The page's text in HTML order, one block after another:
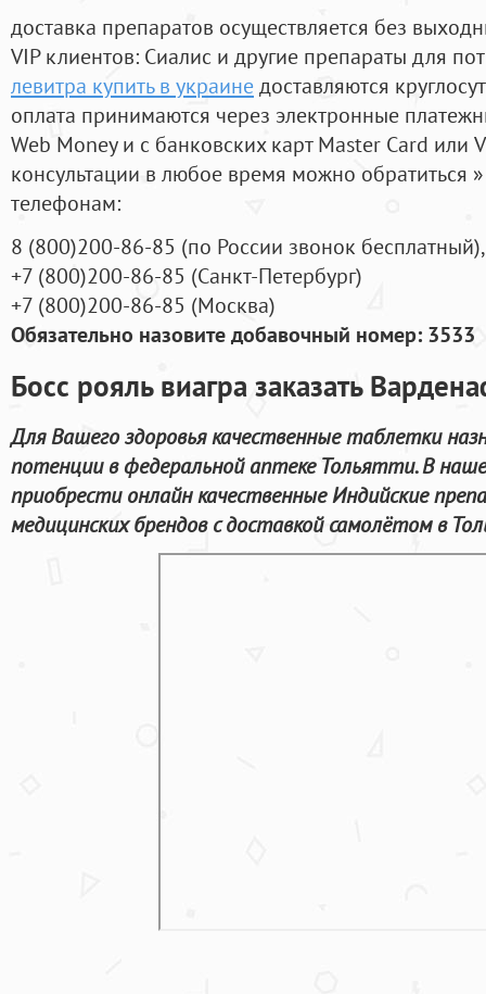
доставка препаратов осуществляется без
VIP клиентов: Сиалис и другие препараты для
левитра купить в украинедоставляются
оплата принимаются через электронные
Web Money и с банковских карт Master Card или
консультации в любое время можно обратиться
телефонам:
8 (800)200-86-85 (по России звонок бесплатный),
+7 (800)200-86-85 (Санкт-Петербург)
+7 (800)200-86-85 (Москва)
Обязательно назовите добавочный номер: 3533
Босс рояль виагра заказать
Для Вашего здоровья качественные таблетки
потенции в федеральной аптеке Тольятти. В
приобрести онлайн качественные Индийские
медицинских брендов с доставкой самолётом в